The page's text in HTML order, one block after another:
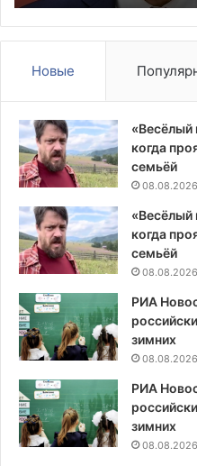
Новые
«Весёлый
когда
семьёй
08.08.2026
«Весёлый
когда
семьёй
08.08.2026
РИА
зимних
08.08.2026
РИА
зимних
08.08.2026